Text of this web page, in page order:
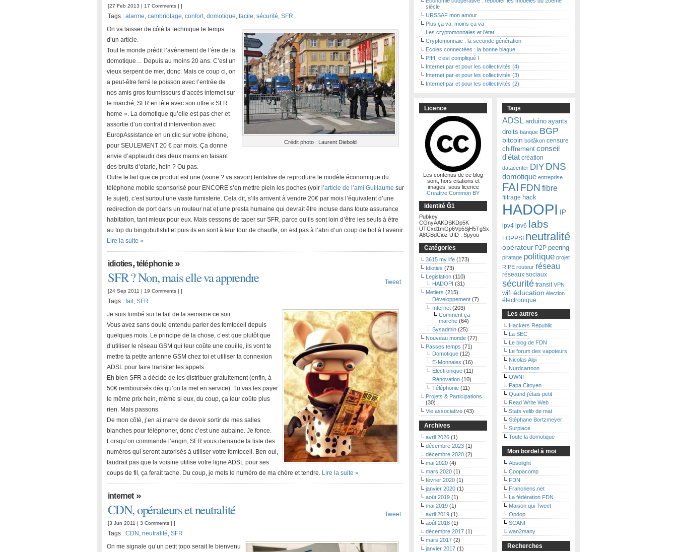
[27 Feb 2013 | 17 Comments | ]
Tags : alarme, cambriolage, confort, domotique, facile, sécurité, SFR
Crédit photo : Laurent Diebold
On va laisser de côté la technique le temps
d’un article.
Tout le monde prédit l’avènement de l’ère de la
domotique… Depuis au moins 20 ans. C’est un
vieux serpent de mer, donc. Mais ce coup ci, on
a peut-être ferré le poisson avec l’entrée de
nos amis gros fournisseurs d’accès internet sur
le marché, SFR en tête avec son offre « SFR
home ». La domotique qu’elle est pas cher et
assortie d’un contrat d’intervention avec
EuropAssistance en un clic sur votre iphone,
pour SEULEMENT 20 € par mois. Ça donne
envie d’applaudir des deux mains en faisant
des bruits d’otarie, hein ? Ou pas.
Outre le fait que ce produit est une (vaine ? va savoir) tentative de reproduire le modèle économique du
téléphone mobile sponsorisé pour ENCORE s’en mettre plein les poches (voir l’article de l’ami Guillaume sur
le sujet), c’est surtout une vaste fumisterie. Cela dit, s’ils arrivent à vendre 20€ par mois l’équivalent d’une
redirection de port dans un routeur nat et une presta humaine qui devrait être incluse dans toute assurance
habitation, tant mieux pour eux. Mais cessons de taper sur SFR, parce qu’ils sont loin d’être les seuls à être
au top du bingobullshit et puis ils en sont à leur tour de chauffe, on est pas à l’abri d’un coup de bol à l’avenir.
Lire la suite »
idioties, téléphonie»
SFR ? Non, mais elle va apprendre
[24 Sep 2011 | 19 Comments | ]
Tags : fail , SFR
Tweet
Je suis tombé sur le fail de la semaine ce soir.
Vous avez sans doute entendu parler des femtocell depuis
quelques mois. Le principe de la chose, c’est que plutôt que
d’utiliser le réseau GSM qui leur coûte une couille, ils vont te
mettre ta petite antenne GSM chez toi et utiliser ta connexion
ADSL pour faire transiter tes appels.
Eh bien SFR a décidé de les distribuer gratuitement (enfin, à
50€ remboursés dès qu’on la met en service). Tu vas les payer
le même prix hein, même si eux, du coup, ça leur coûte plus
rien. Mais passons.
De mon côté, j’en ai marre de devoir sortir de mes salles
blanches pour téléphoner, donc c’est une aubaine. Je fonce.
Lorsqu’on commande l’engin, SFR vous demande la liste des
numéros qui seront autorisés à utiliser votre femtocell. Ben oui,
faudrait pas que la voisine utilise votre ligne ADSL pour ses
coups de fil, ça ferait tache. Du coup, je mets le numéro de ma chère et tendre. Lire la suite »
internet»
CDN, opérateurs et neutralité
[3 Jun 2011 | 3 Comments | ]
Tags : CDN , neutralité, SFR
Tweet
On me signale qu’un petit topo serait le bienvenu
siècle
URSSAF mon amour
Plus ça va, moins ça va
Les cryptomonnaies et l’état
Cryptomonnaie : la seconde génération
Ecoles connectées : la bonne blague
Pffff, c’est compliqué !
Internet par et pour les collectivités (4)
Internet par et pour les collectivités (3)
Internet par et pour les collectivités (2)
Licence
Les contenus de ce blog
sont, hors citations et
images, sous licence
Creative Common BY
Identité Ğ1
Pubkey :
CGnyAAKDSKDp5K
UTCxd1mGp6Vp5SjH5TgSx
A8GBdCioz UID : Spyou
Catégories
3615 my life (173)
Idioties (73)
Legislation (110)
HADOPI (31)
Metiers (215)
Développement (7)
Internet (203)
Comment ça
marche (64)
Sysadmin (25)
Nouveau monde (77)
Passes temps (71)
Domotique (12)
E-Monnaies (16)
Electronique (11)
Rénovation (10)
Téléphonie (11)
Projets & Participations
(30)
Vie associative (43)
Archives
avril 2026 (1)
décembre 2023 (1)
décembre 2020 (2)
mai 2020 (4)
mars 2020 (1)
février 2020 (1)
janvier 2020 (1)
août 2019 (1)
mai 2019 (1)
avril 2019 (1)
août 2018 (1)
décembre 2017 (1)
mars 2017 (2)
janvier 2017 (1)
Tags
ADSL arduino ayants
droits banque BGP
bitcoin boitâkon censure
chiffrement conseil
d'état création
datacenter DIY DNS
domotique entreprise
FAI FDN fibre
filtrage hack
HADOPI
IP
ipv4 ipv6 labs
LOPPSI neutralité
opérateur P2P peering
piratage politique projet
RIPE routeur réseau
réseaux sociaux
sécurité transit VPN
wifi éducation élection
électronique
Les autres
Hackers Republic
La SEC
Le blog de FDN
Le forum des vapoteurs
Nicolas Alpi
Nurdcartoon
OWNI
Papa Citoyen
Quand j'étais petit
Read Write Web
Stats velib de mat
Stéphane Bortzmeyer
Surplace
Toute la domotique
Mon bordel à moi
Absolight
Coopacomp
FDN
Franciliens.net
La fédération FDN
Maison qui Tweet
Opdop
SCANI
wan2many
Recherches